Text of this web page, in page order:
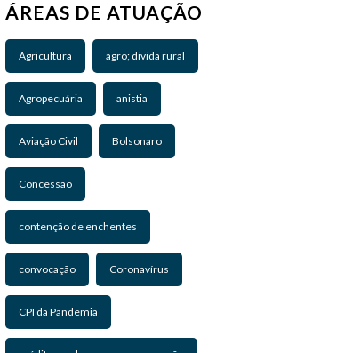
ÁREAS DE ATUAÇÃO
Agricultura agro; divida rural
Agropecuária anistia
Aviação Civil Bolsonaro
Concessão
contenção de enchentes
convocação Coronavírus
CPI da Pandemia